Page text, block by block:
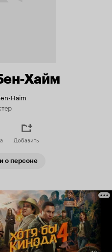
Хайм
Haim
Добавить
о персоне